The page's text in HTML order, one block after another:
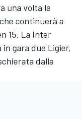
una volta la
continuerà a
15. La Inter
gara due Ligier,
dalla